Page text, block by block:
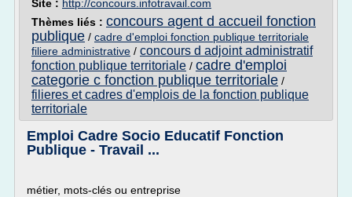
Site : http://concours.infotravail.com
Thèmes liés : concours agent d accueil fonction
publique / cadre d'emploi fonction publique territoriale
filiere administrative / concours d adjoint administratif
fonction publique territoriale / cadre d'emploi
categorie c fonction publique territoriale /
filieres et cadres d'emplois de la fonction publique
territoriale
Emploi Cadre Socio Educatif Fonction
Publique - Travail ...
métier, mots-clés ou entreprise